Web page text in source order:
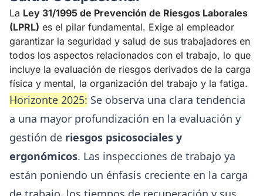
La Ley 31/1995 de Prevención de Riesgos Laborales
(LPRL) es el pilar fundamental. Exige al empleador
garantizar la seguridad y salud de sus trabajadores en
todos los aspectos relacionados con el trabajo, lo que
incluye la evaluación de riesgos derivados de la carga
física y mental, la organización del trabajo y la fatiga.
Horizonte 2025: Se observa una clara tendencia
a una mayor profundización en la evaluación y
gestión de riesgos psicosociales y
ergonómicos. Las inspecciones de trabajo ya
están poniendo un énfasis creciente en la carga